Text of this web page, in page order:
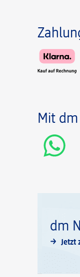
Mit
dm
Jetzt